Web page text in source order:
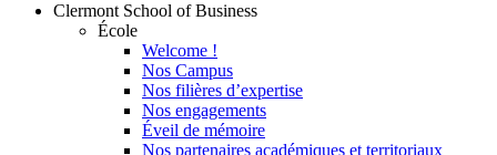
Clermont School of Business
École
Welcome !
Nos Campus
Nos filières d’expertise
Nos engagements
Éveil de mémoire
Nos partenaires académiques et territoriaux